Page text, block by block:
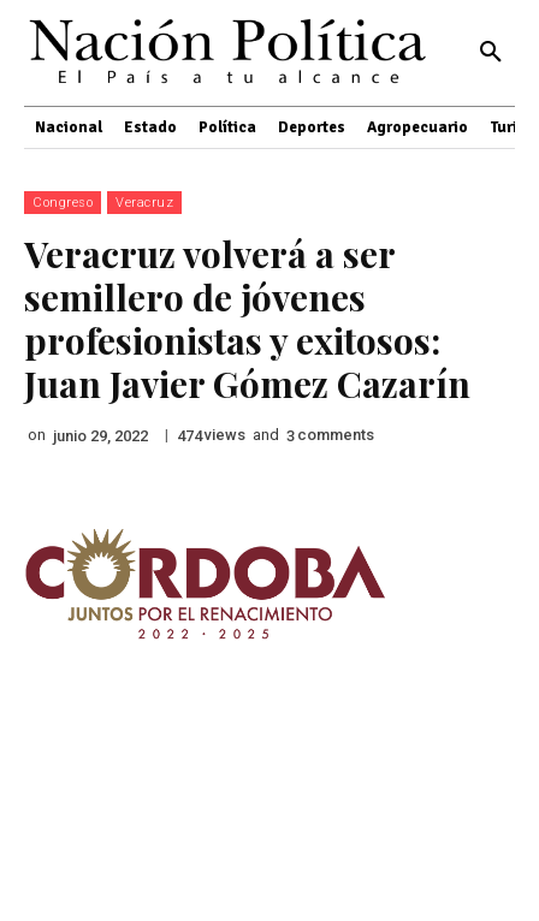
Nacional Estado Política Deportes Agropecuario
Congreso Veracruz
Veracruz volverá a ser
semillero de jóvenes
profesionistas y exitosos:
Juan Javier Gómez Cazarín
on junio 29, 2022 | 474views and 3 comments